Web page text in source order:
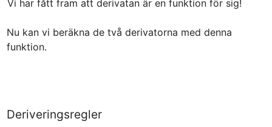
Nu kan vi beräkna de två derivatorna med denna
Deriveringsregler